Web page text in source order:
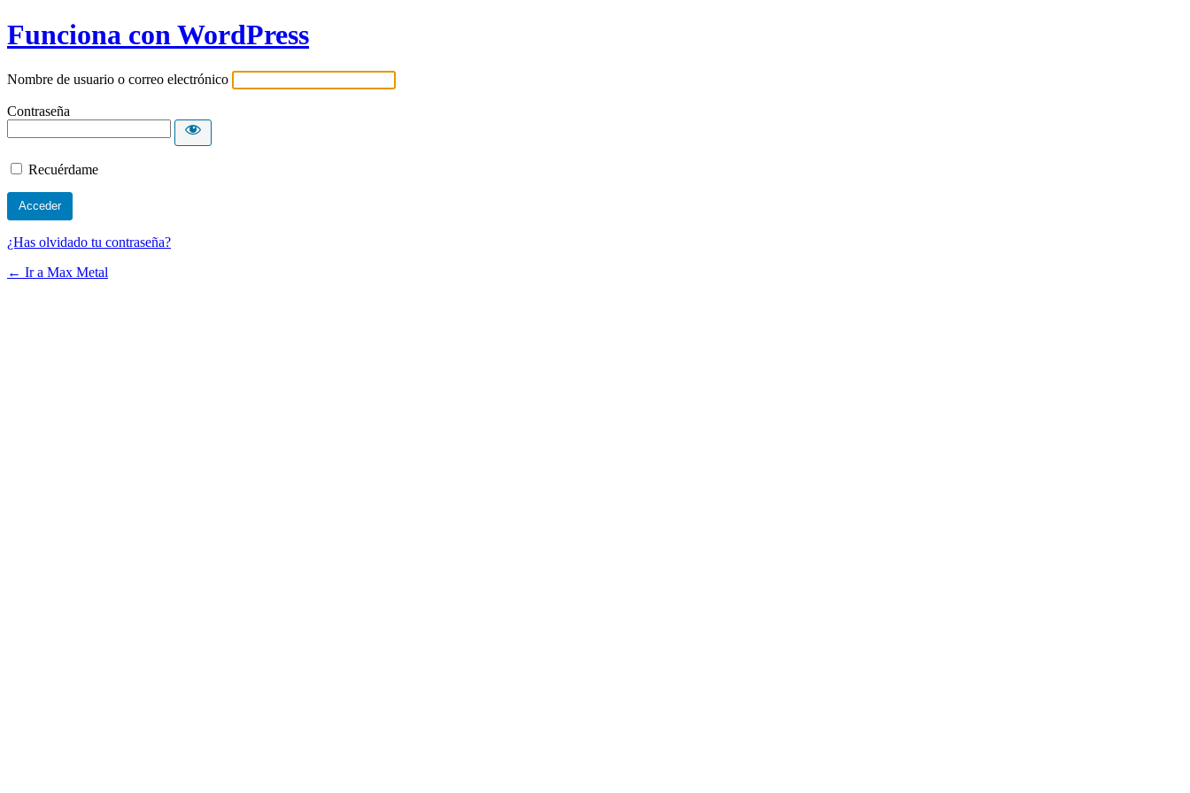
Funciona con WordPress
Nombre de usuario o correo electrónico
Contraseña
Recuérdame
¿Has olvidado tu contraseña?
← Ir a Max Metal